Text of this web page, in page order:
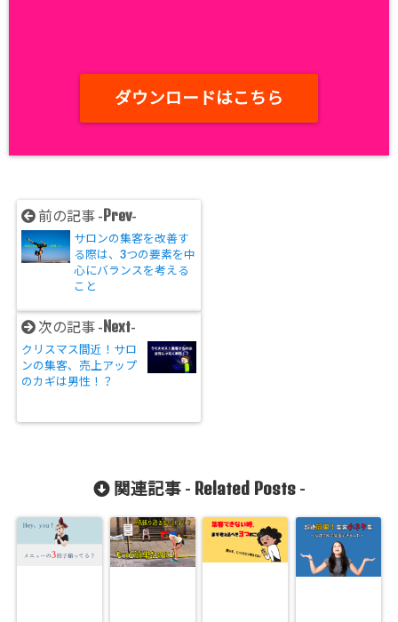
ダウンロードはこちら
前の記事 - Prev-
サロンの集客を改善す
る際は、3つの要素を中
心にバランスを考える
こと
次の記事 - Next-
クリスマス間近！サロ
ンの集客、売上アップ
のカギは男性！？
関連記事 - Related Posts-